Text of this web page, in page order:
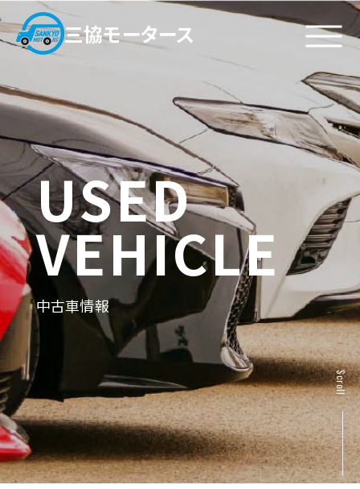
USED
VEHICLE
中古車情報
三協モータース
私たちについて
代表挨拶
企業理念
ビジョン
会社概要
施工実績
・ 鈑金塗装
・
・ 一般修理
サービス
鈑金塗装
車検
一般修理
お問い合わせ
アクセス
お問い合わせフォーム
新・中古車販売
新車一覧
採用情報
採用情報
Scroll